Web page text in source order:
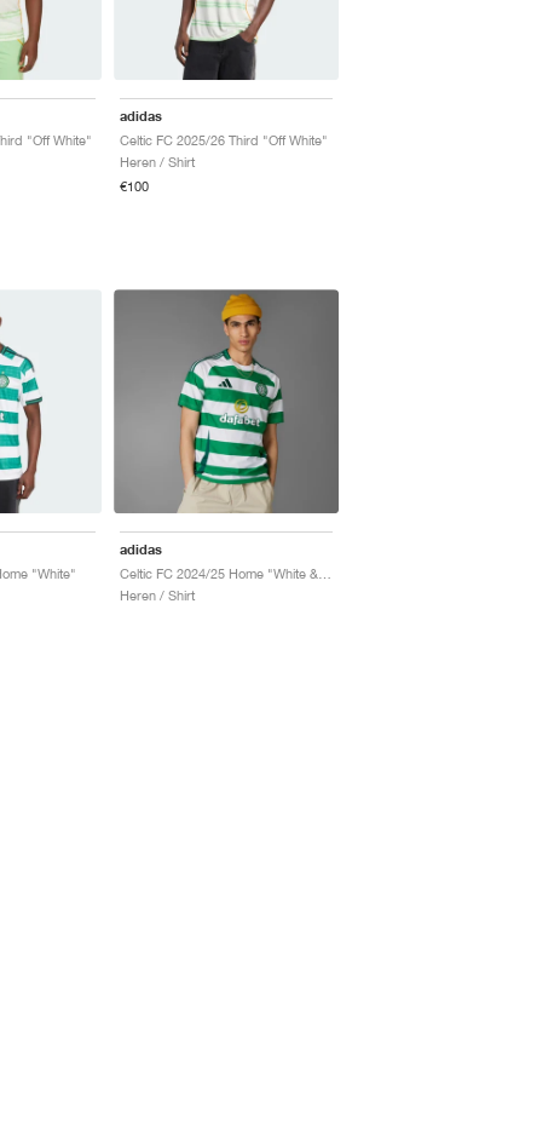
"Off White"
adidas
Celtic FC 2025/26 Third "Off White"
Heren / Shirt
€100
"White"
adidas
Heren / Shirt